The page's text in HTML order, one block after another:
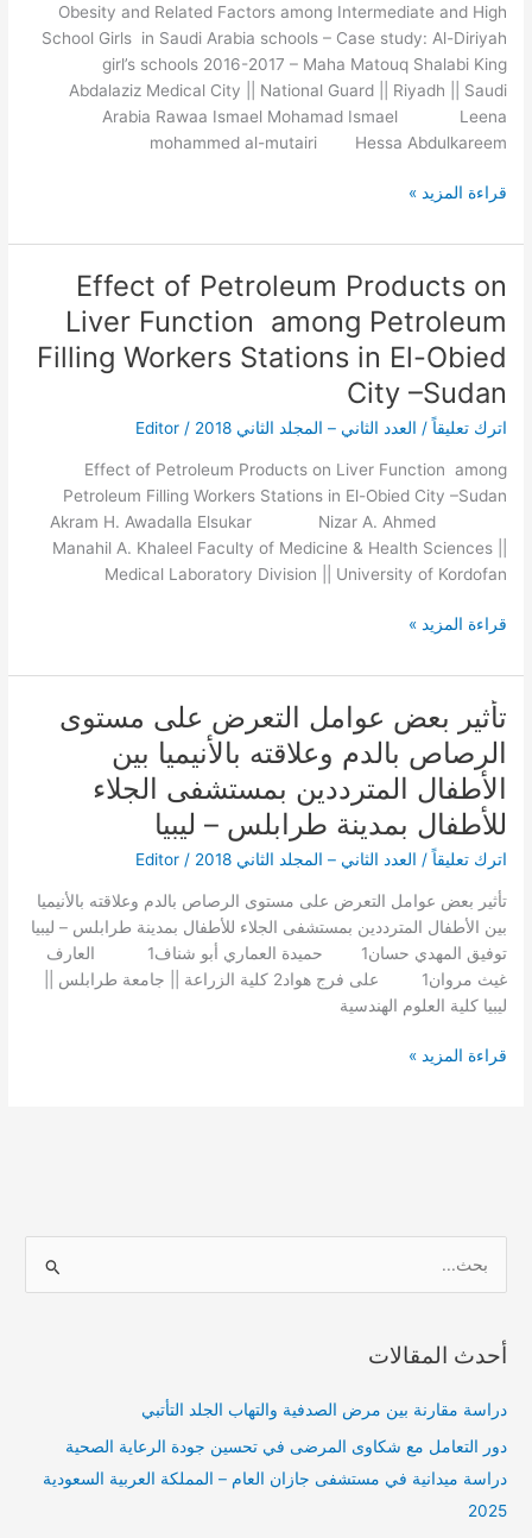
Obesity and Related Factors among Intermediate and High
School Girls in Saudi Arabia schools – Case study: Al-Diriyah
girl’s schools 2016-2017 – Maha Matouq Shalabi King
Abdalaziz Medical City || National Guard || Riyadh || Saudi
Arabia Rawaa Ismael Mohamad Ismael Leena
mohammed al-mutairi Hessa Abdulkareem
Girls
in
Saudi
Arabia
schools
–
study:
girl’s
2016-
2017
–
قراءة المزيد »
Effect of Petroleum Products on
Liver Function among Petroleum
Filling Workers Stations in El-Obied
City –Sudan
اترك تعليقاً / العدد الثاني – المجلد الثاني 2018 /
Editor
Effect of Petroleum Products on Liver Function among
Petroleum Filling Workers Stations in El-Obied City –Sudan
Akram H. Awadalla Elsukar Nizar A. Ahmed
Manahil A. Khaleel Faculty of Medicine & Health Sciences ||
Medical Laboratory Division || University of Kordofan
Effect
Petroleum
Products
on
Function
among
Petroleum
Workers
Stations
El-
City
Sudan
قراءة المزيد »
تأثير بعض عوامل التعرض على مستوى
الرصاص بالدم وعلاقته بالأنيميا بين
الأطفال المترددين بمستشفى الجلاء
للأطفال بمدينة طرابلس – ليبيا
اترك تعليقاً / العدد الثاني – المجلد الثاني 2018 /
Editor
تأثير بعض عوامل التعرض على مستوى الرصاص بالدم وعلاقته بالأنيميا
بين الأطفال المترددين بمستشفى الجلاء للأطفال بمدينة طرابلس – ليبيا
توفيق المهدي حسان1 حميدة العماري أبو شناف1 العارف
غيث مروان1 على فرج هواد2 كلية الزراعة || جامعة طرابلس ||
ليبيا كلية العلوم الهندسية
تأثير
بعض
عوامل
التعرض
على
الرصاص
بالدم
وعلاقته
بالأنيميا
بين
الأطفال
بمستشفى
قراءة المزيد »
ح
ن
أحدث المقالات
دراسة مقارنة بين مرض الصدفية والتهاب الجلد التأتبي
دور التعامل مع شكاوى المرضى في تحسين جودة الرعاية الصحية
دراسة ميدانية في مستشفى جازان العام – المملكة العربية السعودية
2025